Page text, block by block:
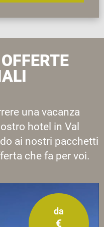
una vacanza
hotel in Val
ai nostri pacchetti
che fa per voi.
da
€